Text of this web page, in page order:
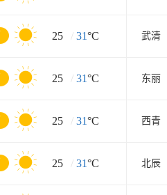
25 / 31°C 武清
25 / 31°C 东丽
25 / 31°C 西青
25 / 31°C 北辰